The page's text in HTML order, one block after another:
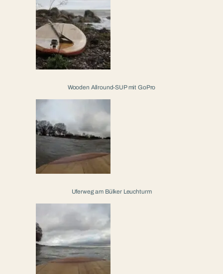
Wooden Allround-SUP mit GoPro
Uferweg am Bülker Leuchturm